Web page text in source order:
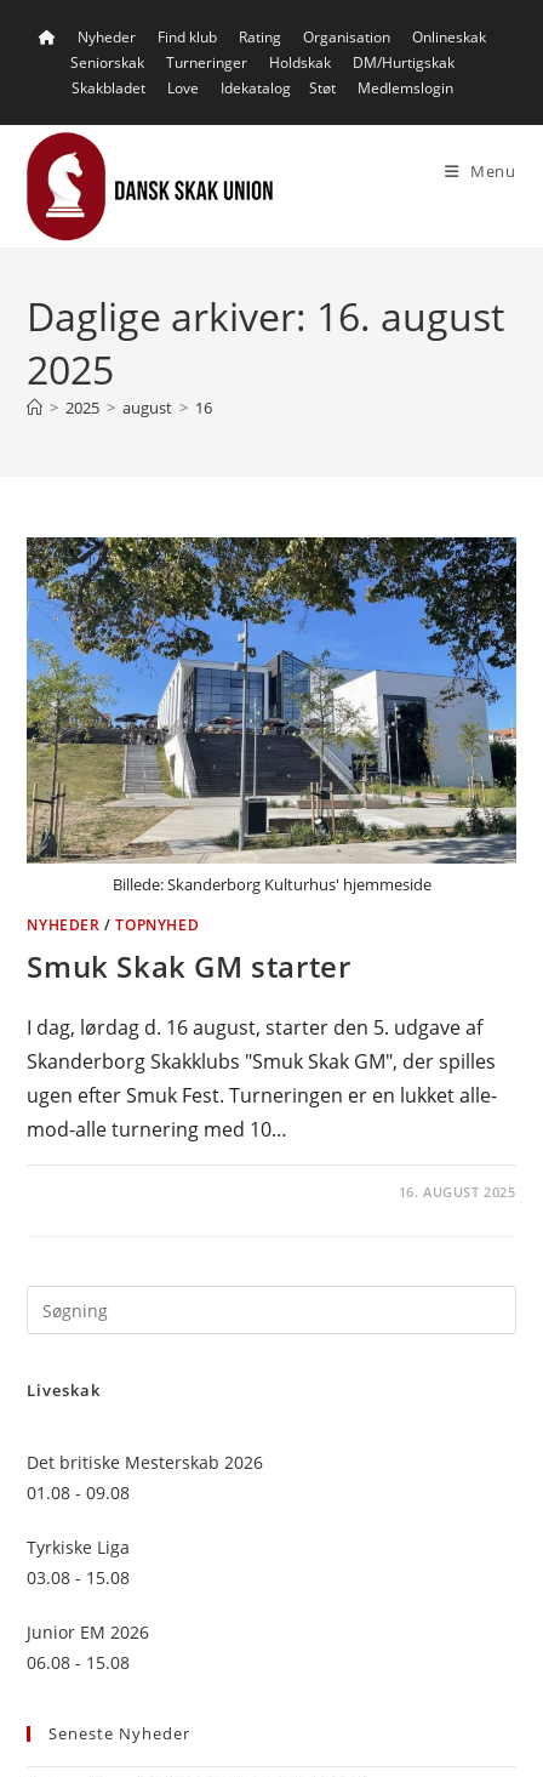
Nyheder Find klub Rating Organisation
Onlineskak
Seniorskak
Turneringer Holdskak
DM/Hurtigskak
Skakbladet
Love Idekatalog Støt Medlemslogin
Menu
Daglige arkiver: 16. august
2025
> 2025 > august > 16
Billede: Skanderborg Kulturhus' hjemmeside
NYHEDER /TOPNYHED
Smuk Skak GM starter
I dag, lørdag d. 16 august, starter den 5. udgave af
Skanderborg Skakklubs "Smuk Skak GM", der spilles
ugen efter Smuk Fest. Turneringen er en lukket alle-
mod-alle turnering med 10…
16. AUGUST 2025
Liveskak
Det britiske Mesterskab 2026
01.08 - 09.08
Tyrkiske Liga
03.08 - 15.08
Junior EM 2026
06.08 - 15.08
Seneste Nyheder